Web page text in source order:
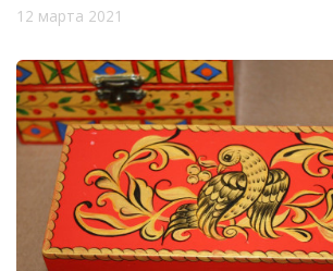
12 марта 2021